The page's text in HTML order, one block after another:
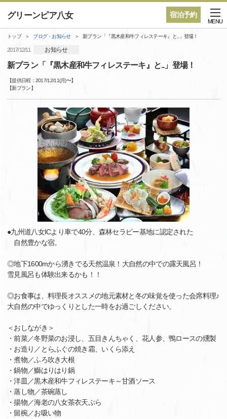
宿泊予約
グリーンピア八女
MENU
トップ ブログ・お知らせ 新プラン「『黒木産和牛フィレステーキ』と..」登場！
2017/12/11 お知らせ
新プラン「『黒木産和牛フィレステーキ』と..」登場！
【提供日程： 2017/12/11(月)〜】
【新プラン】
●九州道八女ICより車で40分、森林セラピー基地に認定された
自然豊かな宿。
◎地下1600mから湧きでる天然温泉！大自然の中での露天風呂！
雪見風呂も体験出来るかも！！
◎お食事は、料理長オススメの地元素材と冬の味覚を使った会席料理♪
大自然の中でゆっくりとした一時をお過ごしください。
＜おしながき＞
・前菜／冬野菜のお浸し、五目きんちゃく、花人参、鴨ロースの燻製
・お造り／とらふぐの焼き霜、いくら添え
・煮物／ふろ吹き大根
・鍋物／鰤はりはり鍋
・洋皿／黒木産和牛フィレステーキ～甘酒ソース
・蒸し物／茶碗蒸し
・揚物／海老の八女茶衣天ぷら
・留椀／お吸い物